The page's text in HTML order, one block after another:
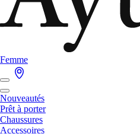
Femme
Nouveautés
Prêt à porter
Chaussures
Accessoires